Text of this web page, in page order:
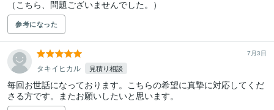
（こちら、問題ございませんでした。）
参考になった
7月3日
タキイヒカル 見積り相談
毎回お世話になっております。こちらの希望に真摯に対応してくだ
さる方です。またお願いしたいと思います。